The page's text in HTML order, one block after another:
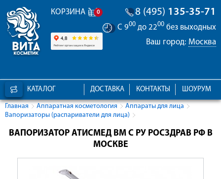
КОРЗИНА 0 8 (495) 135-35-71
С 900 до 2200 без выходных
Ваш город: Москва
КАТАЛОГ ШОУРУМ
КОНТАКТЫ
ДОСТАВКА
Главная Аппаратная косметология
Аппараты для лица
Вапоризаторы (распариватели для лица)
ВАПОРИЗАТОР АТИСМЕД ВМ C РУ РОСЗДРАВ РФ В
МОСКВЕ